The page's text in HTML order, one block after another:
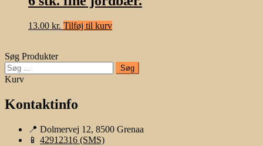
13.00 kr. Tilføj til kurv
Søg Produkter
Søg
efter:
Kurv
Kontaktinfo
📍 Dolmervej 12, 8500 Grenaa
📱 42912316 (SMS)